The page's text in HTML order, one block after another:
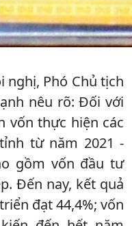
nghị, Phó Chủ tịch
nêu rõ: Đối với
vốn thực hiện các
từ năm 2021 -
gồm vốn đầu tư
Đến nay, kết quả
đạt 44,4%; vốn